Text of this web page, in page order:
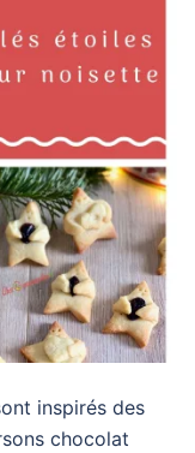
inspirés des
chocolat